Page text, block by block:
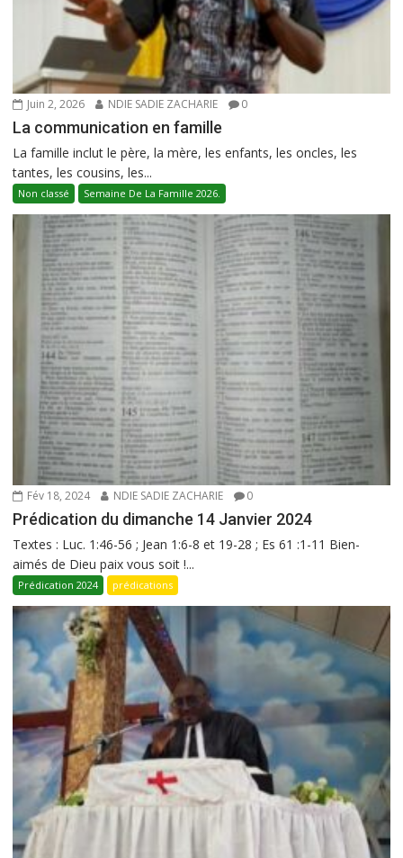
Juin 2, 2026 NDIE SADIE ZACHARIE 0
La communication en famille
La famille inclut le père, la mère, les enfants, les oncles, les
tantes, les cousins, les...
Non classé Semaine De La Famille 2026.
Fév 18, 2024 NDIE SADIE ZACHARIE 0
Prédication du dimanche 14 Janvier 2024
Textes : Luc. 1:46-56 ; Jean 1:6-8 et 19-28 ; Es 61 :1-11 Bien-
aimés de Dieu paix vous soit !...
Prédication 2024 prédications